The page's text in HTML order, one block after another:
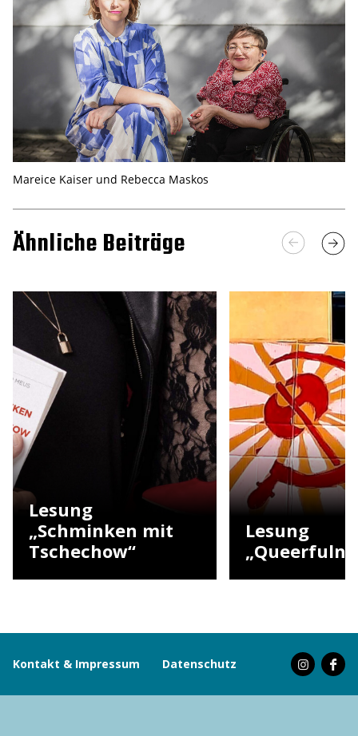
Mareice Kaiser und Rebecca Maskos
Ähnliche Beiträge
Lesung
„Schminken mit
Tschechow“
Lesung
Kontakt & Impressum Datenschutz